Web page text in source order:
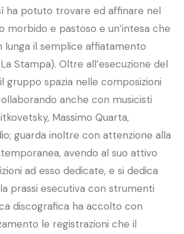
ha potuto trovare ed affinare nel
morbido e pastoso e un’intesa che
lunga il semplice affiatamento
Stampa). Oltre all’esecuzione del
gruppo spazia nelle composizioni
anche con musicisti
Massimo Quarta,
guarda inoltre con attenzione alla
avendo al suo attivo
ad esso dedicate, e si dedica
prassi esecutiva con strumenti
discografica ha accolto con
le registrazioni che il